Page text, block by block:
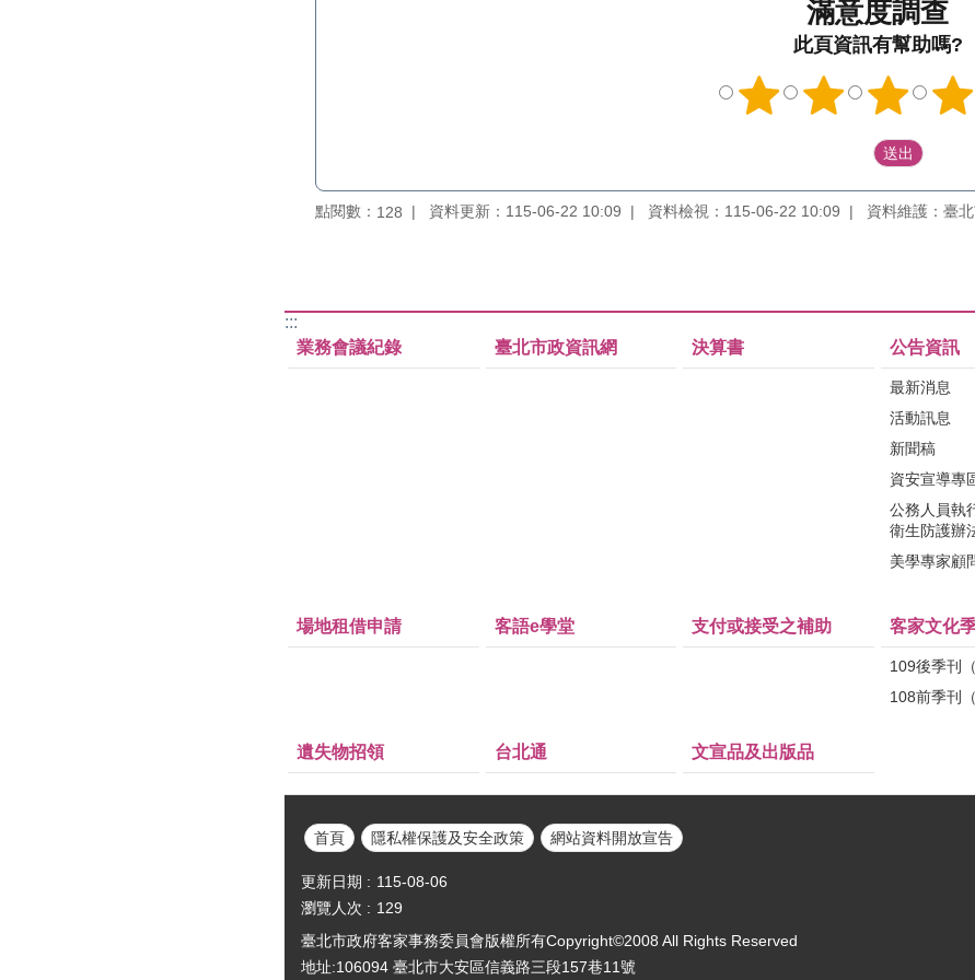
滿意度調查
此頁資訊有幫助嗎?
點閱數： 128 資料更新：115-06-22 10:09 資料檢視：115-06-22 10:09 資料維護：臺
:::
業務會議紀錄
臺北市政資訊網 決算書 公告資訊
最新消息
活動訊息
新聞稿
資安宣導專
公務人員執
衛生防護辦
美學專家顧
場地租借申請 客語e學堂 支付或接受之補助 客家文化
109後季刊
108前季刊
遺失物招領 台北通 文宣品及出版品
首頁 隱私權保護及安全政策 網站資料開放宣告
更新日期
115-08-06
瀏覽人次
129
臺北市政府客家事務委員會版權所有Copyright©2008 All Rights Reserved
地址:106094 臺北市大安區信義路三段157巷11號